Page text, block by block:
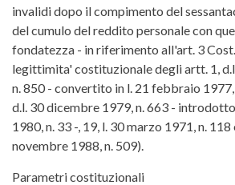
invalidi dopo il compimento del
del cumulo del reddito personale con
fondatezza - in riferimento all'art. 3
legittimita' costituzionale degli artt. 1,
n. 850 - convertito in l. 21 febbraio 1977,
d.l. 30 dicembre 1979, n. 663 -
1980, n. 33 -, 19, l. 30 marzo 1971, n. 118
novembre 1988, n. 509).
Parametri costituzionali